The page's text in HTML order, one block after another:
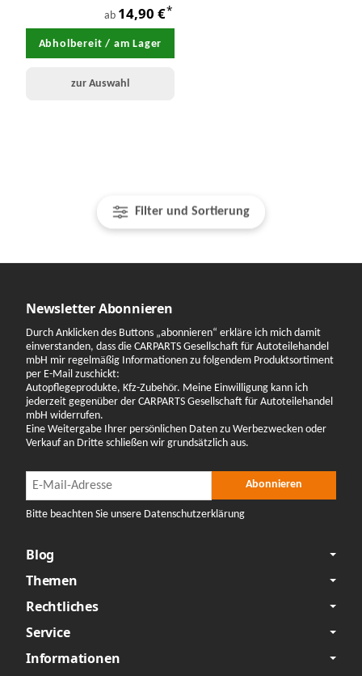
Filter und Sortierung
ab 14,90 €*
Abholbereit / am Lager
zur Auswahl
Newsletter Abonnieren
Durch Anklicken des Buttons „abonnieren“ erkläre ich mich damit
einverstanden, dass die CARPARTS Gesellschaft für Autoteilehandel
mbH mir regelmäßig Informationen zu folgendem Produktsortiment
per E-Mail zuschickt:
Autopflegeprodukte, Kfz-Zubehör. Meine Einwilligung kann ich
jederzeit gegenüber der CARPARTS Gesellschaft für Autoteilehandel
mbH widerrufen.
Eine Weitergabe Ihrer persönlichen Daten zu Werbezwecken oder
Verkauf an Dritte schließen wir grundsätzlich aus.
Newsletter Abonnieren Abonnieren
Bitte beachten Sie unsere Datenschutzerklärung
Blog
Themen
Rechtliches
Service
Informationen